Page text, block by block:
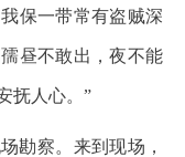
保一带常有盗贼深
昼不敢出，夜不能
抚人心。”
勘察。来到现场，